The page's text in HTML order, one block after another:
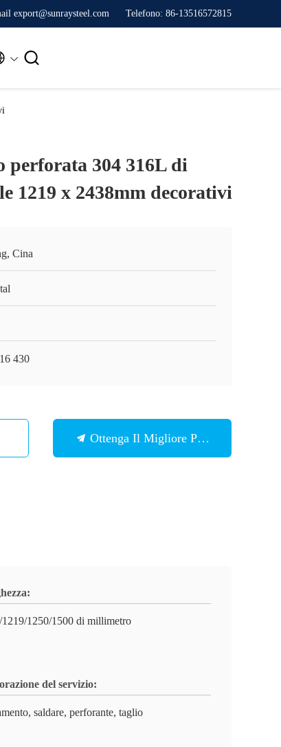
export@sunraysteel.com Telefono: 86-13516572815

304 316L di
1219 x 2438mm decorativi
Cina
430
Ottenga Il Migliore Prezzo
1219/1250/1500 di millimetro
del servizio:
saldare, perforante, taglio